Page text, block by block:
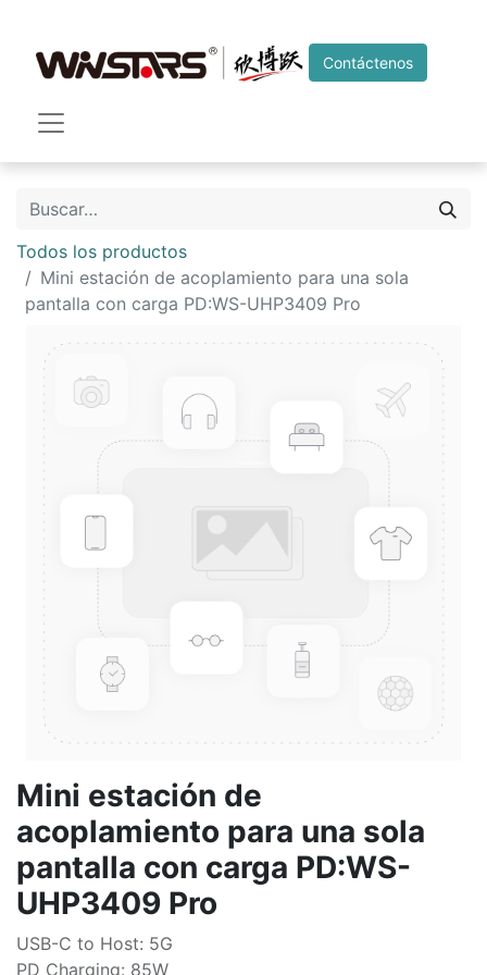
Contáctenos
Todos los productos
Mini estación de acoplamiento para una sola
pantalla con carga PD:WS-UHP3409 Pro
Mini estación de
acoplamiento para una sola
pantalla con carga PD:WS-
UHP3409 Pro
USB-C to Host: 5G
PD Charging: 85W